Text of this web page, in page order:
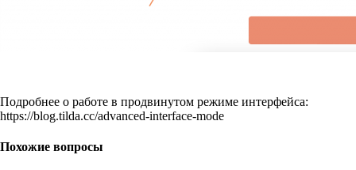
Подробнее о работе в продвинутом режиме интерфейса:
https://blog.tilda.cc/advanced-interface-mode
Похожие вопросы